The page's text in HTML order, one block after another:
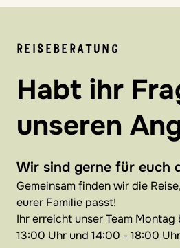
REISEBERATUNG
Habt ihr
unseren
Wir sind gerne für euch
Gemeinsam finden wir die
eurer Familie passt!
Ihr erreicht unser Team
13:00 Uhr und 14:00 - 18:00